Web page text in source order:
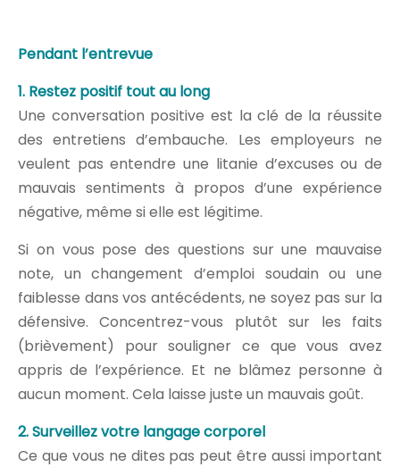
Pendant l’entrevue
1. Restez positif tout au long
Une conversation positive est la clé de la réussite
des entretiens d’embauche. Les employeurs ne
veulent pas entendre une litanie d’excuses ou de
mauvais sentiments à propos d’une expérience
négative, même si elle est légitime.
Si on vous pose des questions sur une mauvaise
note, un changement d’emploi soudain ou une
faiblesse dans vos antécédents, ne soyez pas sur la
défensive. Concentrez-vous plutôt sur les faits
(brièvement) pour souligner ce que vous avez
appris de l’expérience. Et ne blâmez personne à
aucun moment. Cela laisse juste un mauvais goût.
2. Surveillez votre langage corporel
Ce que vous ne dites pas peut être aussi important